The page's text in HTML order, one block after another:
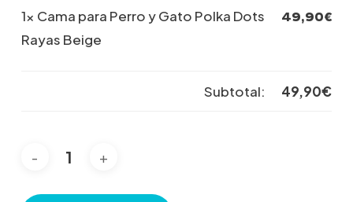
1× Cama para Perro y Gato Polka Dots
Rayas Beige
49,90€
Subtotal: 49,90€